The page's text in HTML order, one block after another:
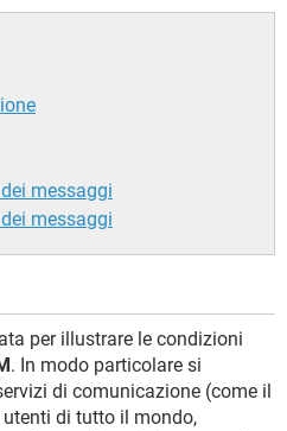
messaggi
messaggi
per illustrare le condizioni
. In modo particolare si
di comunicazione (come il
di tutto il mondo,